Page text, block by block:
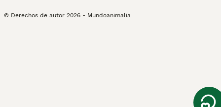
© Derechos de autor 2026 - Mundoanimalia